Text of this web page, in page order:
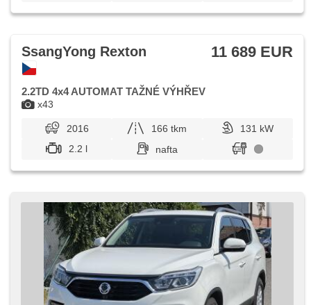
x43
SsangYong Rexton 11 689 EUR
2.2TD 4x4 AUTOMAT TAŽNÉ VÝHŘEV
2016 166 tkm
131 kW
2.2 l
nafta